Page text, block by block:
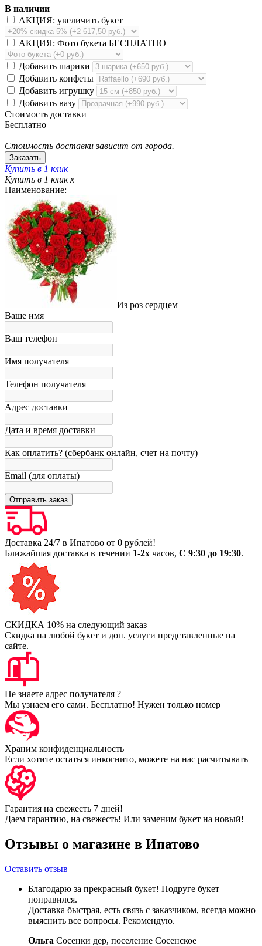
В наличии
АКЦИЯ: увеличить букет
АКЦИЯ: Фото букета БЕСПЛАТНО
Добавить шарики
Добавить конфеты
Добавить игрушку
Добавить вазу
Стоимость доставки
Бесплатно
Стоимость доставки зависит от города.
Купить в 1 клик
Купить в 1 клик x
Наименование:
Из роз сердцем
Ваше имя
Ваш телефон
Имя получателя
Телефон получателя
Адрес доставки
Дата и время доставки
Как оплатить? (сбербанк онлайн, счет на почту)
Email (для оплаты)
Доставка 24/7 в Ипатово от 0 рублей!
Ближайшая доставка в течении 1-2х часов, С 9:30 до 19:30.
СКИДКА 10% на следующий заказ
Скидка на любой букет и доп. услуги представленные на
сайте.
Не знаете адрес получателя ?
Мы узнаем его сами. Бесплатно! Нужен только номер
Храним конфиденциальность
Если хотите остаться инкогнито, можете на нас расчитывать
Гарантия на свежесть 7 дней!
Даем гарантию, на свежесть! Или заменим букет на новый!
Отзывы о магазине в Ипатово
Оставить отзыв
Благодарю за прекрасный букет! Подруге букет
понравился.
Доставка быстрая, есть связь с заказчиком, всегда можно
выяснить все вопросы. Рекомендую.
Ольга Сосенки дер, поселение Сосенское